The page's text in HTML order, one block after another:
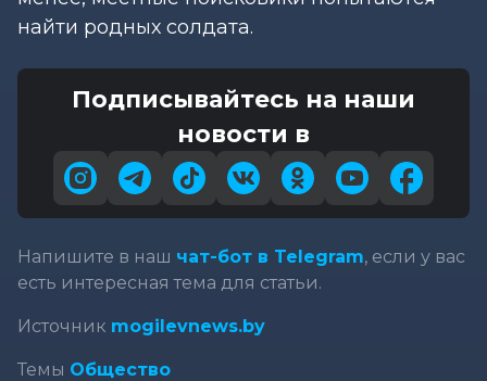
найти родных солдата.
Подписывайтесь на наши
новости в
Напишите в наш чат-бот в Telegram, если у вас
есть интересная тема для статьи.
Источник mogilevnews.by
Темы Общество